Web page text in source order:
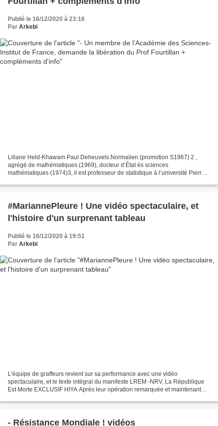
Publié le 16/12/2020 à 23:16
Par Arkebi
Liliane Held-Khawam Paul Deheuvels.Normalien (promotion S1967) 2 ,
agrégé de mathématiques (1969), docteur d’État ès sciences
mathématiques (1974)3, il est professeur de statistique à l’université Pierre-
#MariannePleure ! Une vidéo spectaculaire, et
l'histoire d'un surprenant tableau
Publié le 16/12/2020 à 19:51
Par Arkebi
L’équipe de graffeurs revient sur sa performance avec une vidéo
spectaculaire, et le texte intégral du manifeste LREM -NRV, La République
Est Morte EXCLUSIF HIYA Après leur opération remarquée et maintenant
- Résistance Mondiale ! vidéos